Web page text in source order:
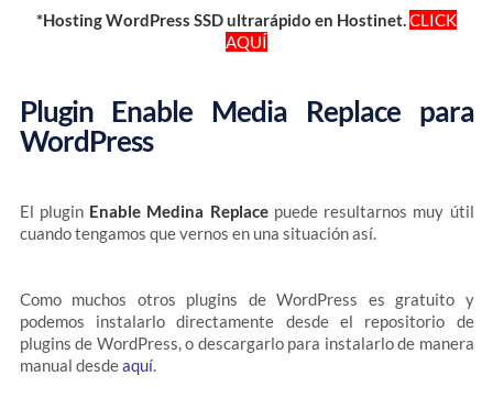
*Hosting WordPress SSD ultrarápido en Hostinet.CLICK
AQUÍ
Plugin Enable Media Replace para
WordPress
El plugin Enable Medina Replacepuede resultarnos muy útil
cuando tengamos que vernos en una situación así.
Como muchos otros plugins de WordPress es gratuito y
podemos instalarlo directamente desde el repositorio de
plugins de WordPress, o descargarlo para instalarlo de manera
manual desdeaquí.